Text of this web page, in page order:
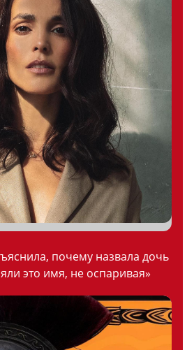
почему назвала дочь
это имя, не оспаривая»